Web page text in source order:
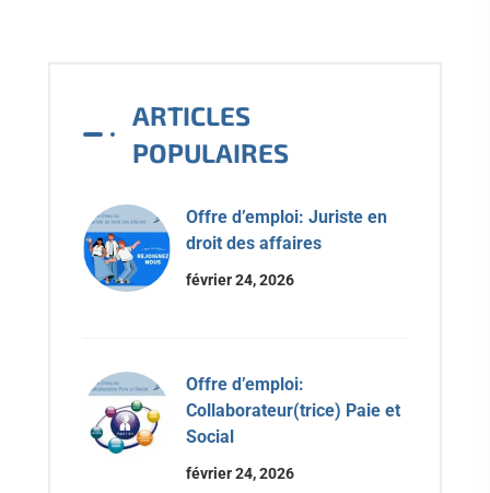
ARTICLES
POPULAIRES
Offre d’emploi: Juriste en
droit des affaires
février 24, 2026
Offre d’emploi:
Collaborateur(trice) Paie et
Social
février 24, 2026